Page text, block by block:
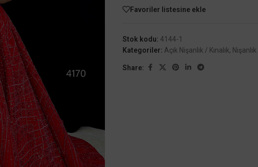
Favoriler listesine ekle
Stok kodu: 4144-1
Kategoriler: Açık Nişanlık / Kınalık, Nişanlık
Share: